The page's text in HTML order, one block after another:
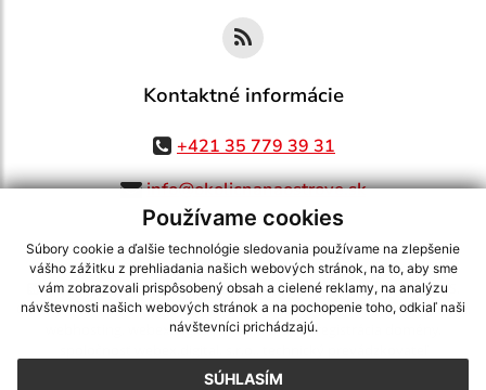
Používame cookies
Súbory cookie a ďalšie technológie sledovania používame na zlepšenie
vášho zážitku z prehliadania našich webových stránok, na to, aby sme
vám zobrazovali prispôsobený obsah a cielené reklamy, na analýzu
návštevnosti našich webových stránok a na pochopenie toho, odkiaľ naši
návštevníci prichádzajú.
SÚHLASÍM
Kontaktné informácie
+421 35 779 39 31
info@okolicnanaostrove.sk
využite možnosť získavania aktuálnych informácií s využitím RSS
CMS systém (redakčný) systém ECHELON 2,Mapa stránok,web portál
webex.digital, s.r.o.,domény,registrácia domény